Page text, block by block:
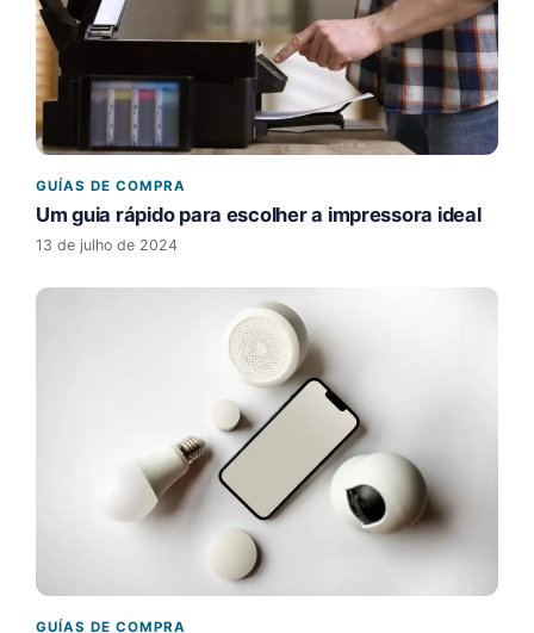
GUÍAS DE COMPRA
Um guia rápido para escolher a impressora ideal
13 de julho de 2024
GUÍAS DE COMPRA